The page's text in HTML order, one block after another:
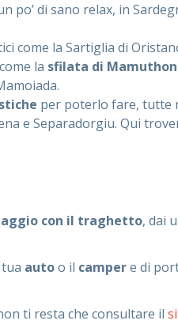
po’ di sano relax, in
come la Sartiglia di
la sfilata di
per poterlo fare, tutte
e Separadorgiu. Qui
con il traghetto, dai
autoo il campere di
ti resta che consultare il